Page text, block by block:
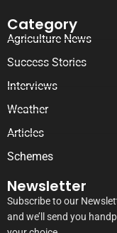
Category
Agriculture News
Success Stories
Interviews
Weather
Articles
Schemes
Newsletter
Subscribe to our
and we’ll send you